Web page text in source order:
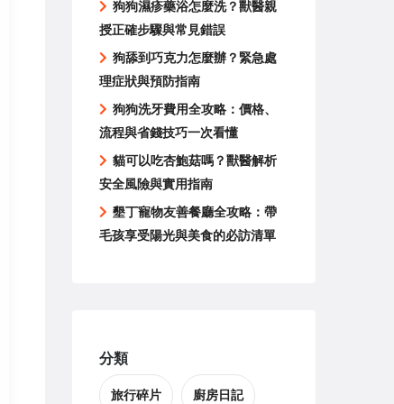
狗狗濕疹藥浴怎麼洗？獸醫親
授正確步驟與常見錯誤
狗舔到巧克力怎麼辦？緊急處
理症狀與預防指南
狗狗洗牙費用全攻略：價格、
流程與省錢技巧一次看懂
貓可以吃杏鮑菇嗎？獸醫解析
安全風險與實用指南
墾丁寵物友善餐廳全攻略：帶
毛孩享受陽光與美食的必訪清單
分類
旅行碎片 廚房日記